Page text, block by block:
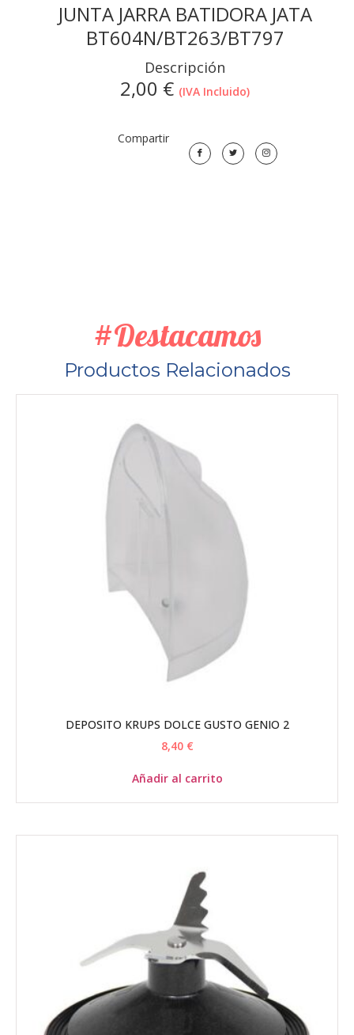
JUNTA JARRA BATIDORA JATA
BT604N/BT263/BT797
Descripción
2,00 € (IVA Incluido)
Compartir
#Destacamos
Productos Relacionados
DEPOSITO KRUPS DOLCE GUSTO GENIO 2
8,40 €
Añadir al carrito